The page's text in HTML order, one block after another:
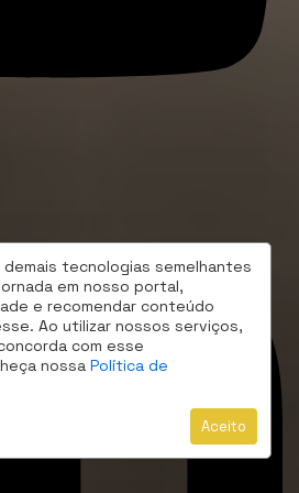
tecnologias semelhantes
em nosso portal,
e recomendar conteúdo
Ao utilizar nossos serviços,
com esse
nossa Política de
Aceito